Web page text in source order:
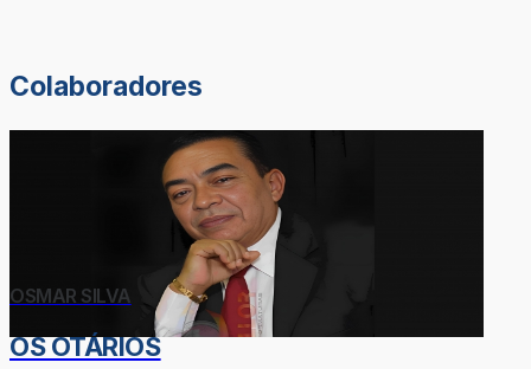
Colaboradores
OSMAR SILVA
OS OTÁRIOS